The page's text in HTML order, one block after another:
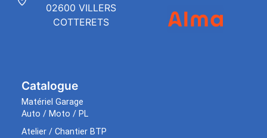
Catalogue
Matériel Garage
Auto / Moto / PL
Atelier / Chantier BTP
02600 VILLERS
COTTERETS